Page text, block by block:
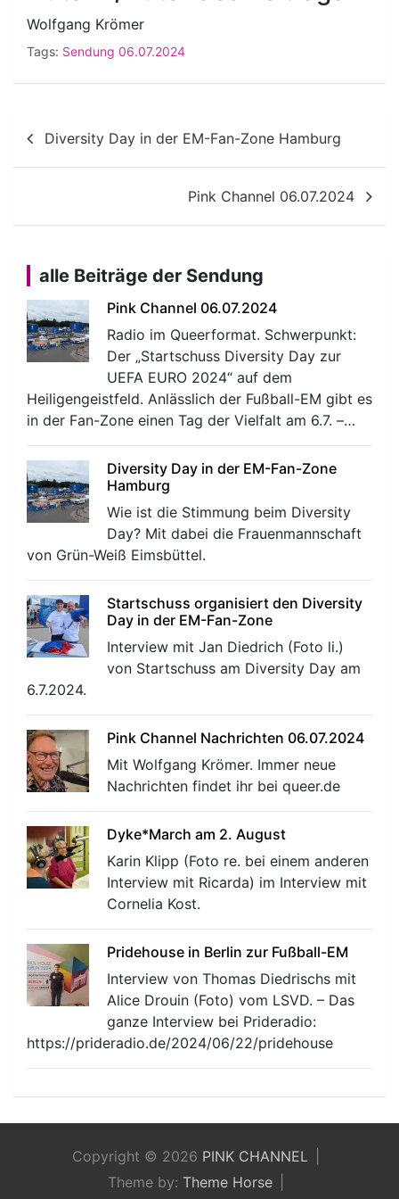
Wolfgang Krömer
Tags: Sendung 06.07.2024
Beitragsnavigation
Diversity Day in der EM-Fan-Zone Hamburg
Pink Channel 06.07.2024
alle Beiträge der Sendung
Pink Channel 06.07.2024
Radio im Queerformat. Schwerpunkt:
Der „Startschuss Diversity Day zur
UEFA EURO 2024“ auf dem
Heiligengeistfeld. Anlässlich der Fußball-EM gibt es
in der Fan-Zone einen Tag der Vielfalt am 6.7. –…
Diversity Day in der EM-Fan-Zone
Hamburg
Wie ist die Stimmung beim Diversity
Day? Mit dabei die Frauenmannschaft
von Grün-Weiß Eimsbüttel.
Startschuss organisiert den Diversity
Day in der EM-Fan-Zone
Interview mit Jan Diedrich (Foto li.)
von Startschuss am Diversity Day am
6.7.2024.
Pink Channel Nachrichten 06.07.2024
Mit Wolfgang Krömer. Immer neue
Nachrichten findet ihr bei queer.de
Dyke*March am 2. August
Karin Klipp (Foto re. bei einem anderen
Interview mit Ricarda) im Interview mit
Cornelia Kost.
Pridehouse in Berlin zur Fußball-EM
Interview von Thomas Diedrischs mit
Alice Drouin (Foto) vom LSVD. – Das
ganze Interview bei Prideradio:
https://prideradio.de/2024/06/22/pridehouse
Copyright © 2026 PINK CHANNEL
Theme by: Theme Horse